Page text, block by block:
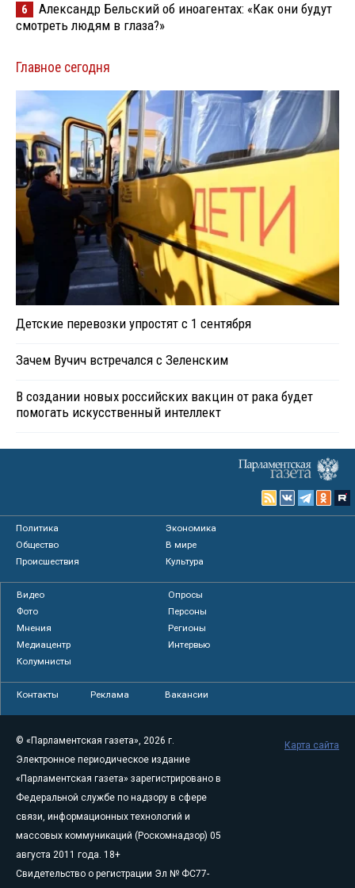
6
Александр Бельский об иноагентах: «Как они будут
смотреть людям в глаза?»
Главное сегодня
Детские перевозки упростят с 1 сентября
Зачем Вучич встречался с Зеленским
В создании новых российских вакцин от рака будет
помогать искусственный интеллект
Политика
Экономика
Общество
В мире
Происшествия
Культура
Видео
Опросы
Фото
Персоны
Мнения
Регионы
Медиацентр
Интервью
Колумнисты
Контакты Реклама Вакансии
© «Парламентская газета», 2026 г.
Электронное периодическое издание
«Парламентская газета» зарегистрировано в
Федеральной службе по надзору в сфере
связи, информационных технологий и
массовых коммуникаций (Роскомнадзор) 05
августа 2011 года. 18+
Свидетельство о регистрации Эл № ФС77-
Карта сайта